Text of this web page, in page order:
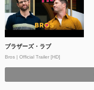
ブラザーズ・ラブ
Bros | Official Trailer [HD]